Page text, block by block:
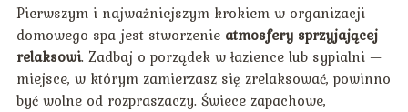
Pierwszym i najważniejszym krokiem w organizacji
domowego spa jest stworzenie atmosfery sprzyjającej
relaksowi. Zadbaj o porządek w łazience lub sypialni —
miejsce, w którym zamierzasz się zrelaksować, powinno
być wolne od rozpraszaczy. Świece zapachowe,